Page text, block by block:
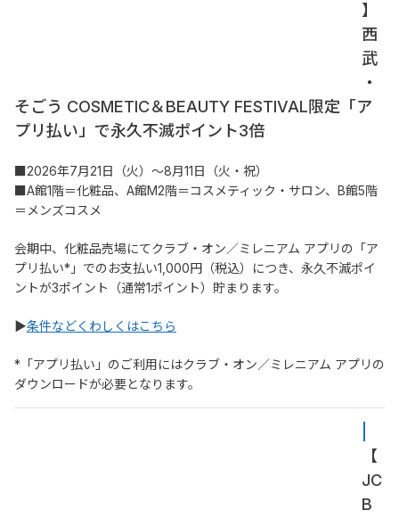
】
西
武
・
そごう COSMETIC＆BEAUTY FESTIVAL限定「ア
プリ払い」で永久不滅ポイント3倍
■2026年7月21日（火）～8月11日（火・祝）
■A館1階＝化粧品、A館M2階＝コスメティック・サロン、B館5階
＝メンズコスメ
会期中、化粧品売場にてクラブ・オン／ミレニアム アプリの「ア
プリ払い*」でのお支払い1,000円（税込）につき、永久不滅ポイ
ントが3ポイント（通常1ポイント）貯まります。
▶条件などくわしくはこちら
*「アプリ払い」のご利用にはクラブ・オン／ミレニアム アプリの
ダウンロードが必要となります。
【
JC
B